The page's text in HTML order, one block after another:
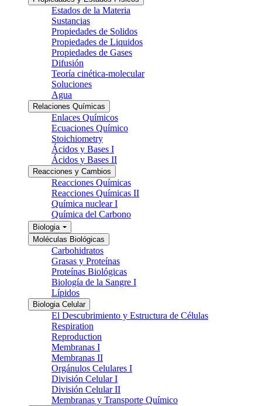
Estados de la Materia
Sustancias
Propiedades de Solidos
Propiedades de Liquidos
Propiedades de Gases
Difusión
Teoría cinética-molecular
Soluciones
Agua
Relaciones Químicas
Enlaces Químicos
Ecuaciones Químico
Stoichiometry
Ácidos y Bases I
Ácidos y Bases II
Reacciones y Cambios
Reacciones Químicas
Reacciones Químicas II
Química nuclear I
Química del Carbono
Biologia
Moléculas Biológicas
Carbohidratos
Grasas y Proteínas
Proteínas Biológicas
Biología de la Sangre I
Lípidos
Biologia Celular
El Descubrimiento y Estructura de Células
Respiration
Reproduction
Membranas I
Membranas II
Orgánulos Celulares I
División Celular I
División Celular II
Membranas y Transporte Químico